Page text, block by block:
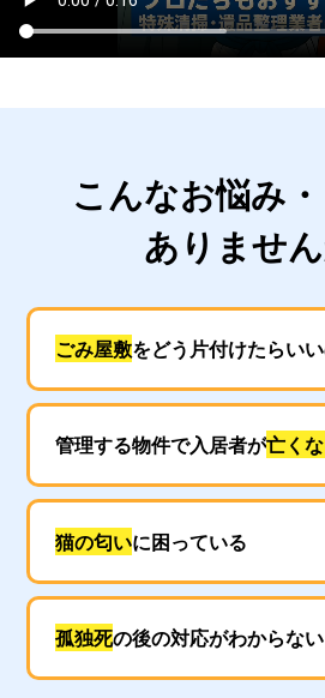
こんなお悩み
ありませ
ごみ屋敷をどう片付けたらい
管理する物件で入居者が亡く
猫の匂いに困っている
孤独死の後の対応がわからない